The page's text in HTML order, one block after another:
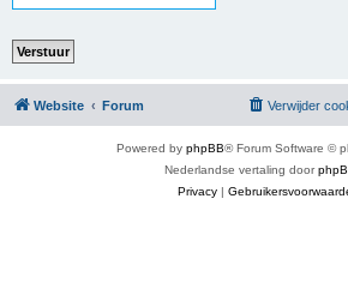
Website Forum Verwijder
Powered by phpBB® Forum Software ©
Nederlandse vertaling door
Privacy |